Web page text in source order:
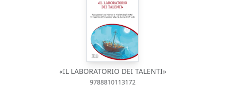
«IL LABORATORIO DEI TALENTI»
9788810113172